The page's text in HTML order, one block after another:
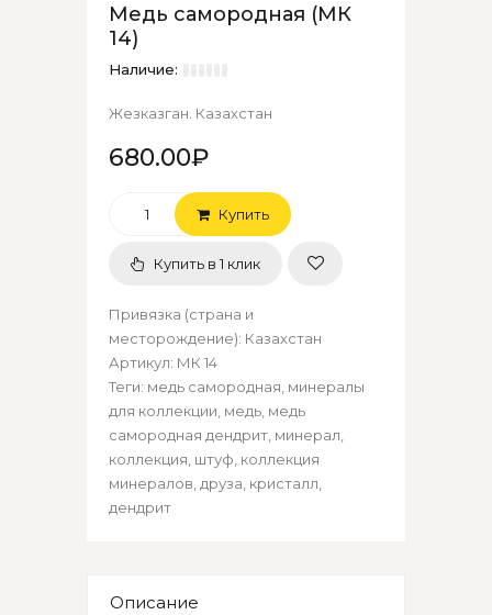
Медь самородная (МК
14)
Наличие:
Жезказган. Казахстан
680.00₽
Купить
Купить в 1 клик
Привязка (страна и
месторождение): Казахстан
Артикул: МК 14
Теги: медь самородная минералы
для коллекции медь медь
самородная дендрит минерал
коллекция штуф коллекция
минералов друза кристалл
дендрит
Описание